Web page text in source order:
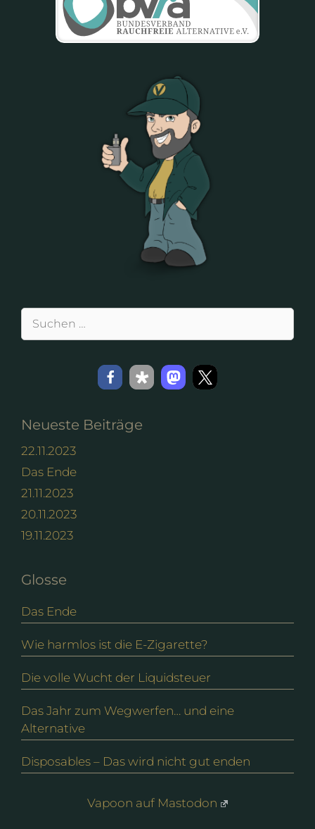
Suchen
Neueste Beiträge
22.11.2023
Das Ende
21.11.2023
20.11.2023
19.11.2023
Glosse
Das Ende
Wie harmlos ist die E-Zigarette?
Die volle Wucht der Liquidsteuer
Das Jahr zum Wegwerfen… und eine
Alternative
Disposables – Das wird nicht gut enden
Vapoon auf Mastodon